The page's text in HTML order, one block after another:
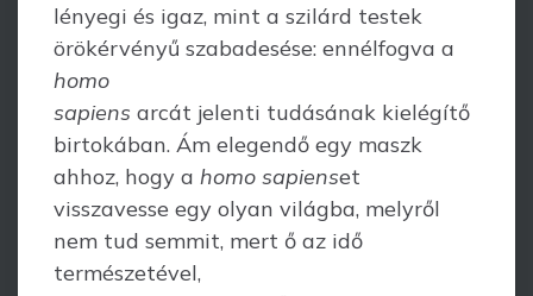
lényegi és igaz, mint a szilárd testek
örökérvényű szabadesése: ennélfogva a
homo
sapiens arcát jelenti tudásának kielégítő
birtokában. Ám elegendő egy maszk
ahhoz, hogy a homo sapienset
visszavesse egy olyan világba, melyről
nem tud semmit, mert ő az idő
természetével,